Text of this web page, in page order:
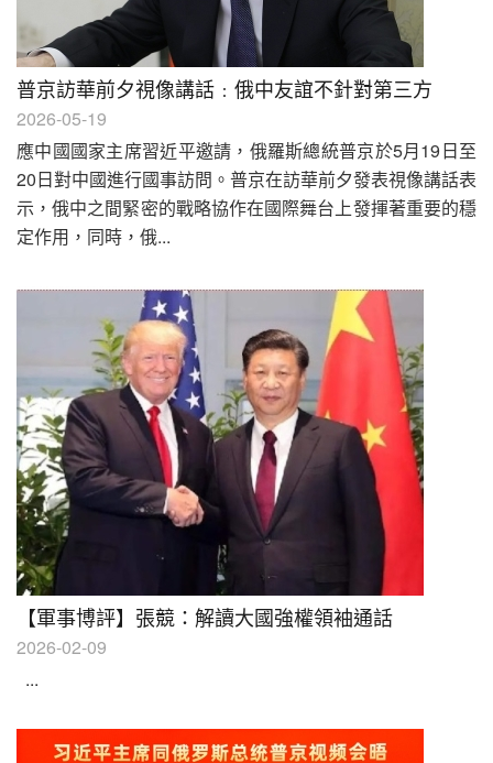
普京訪華前夕視像講話﹕俄中友誼不針對第三方
2026-05-19
應中國國家主席習近平邀請，俄羅斯總統普京於5月19日至
20日對中國進行國事訪問。普京在訪華前夕發表視像講話表
示，俄中之間緊密的戰略協作在國際舞台上發揮著重要的穩
定作用，同時，俄...
【軍事博評】張競：解讀大國強權領袖通話
2026-02-09
...